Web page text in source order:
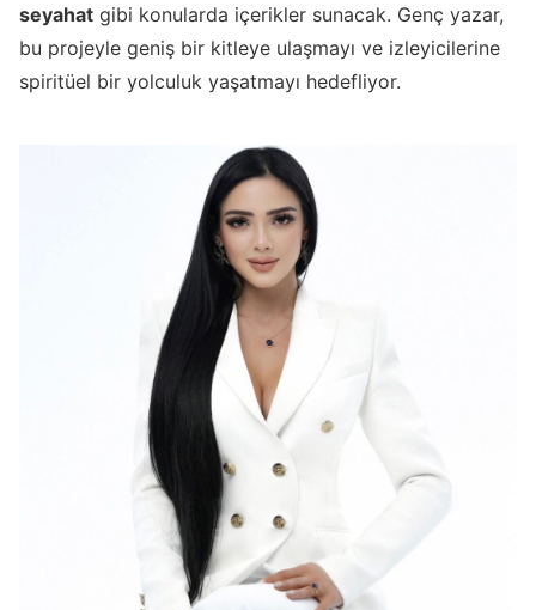
seyahat gibi konularda içerikler sunacak. Genç yazar,
bu projeyle geniş bir kitleye ulaşmayı ve izleyicilerine
spiritüel bir yolculuk yaşatmayı hedefliyor.